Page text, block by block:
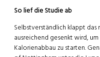
So lief die Studie ab
Selbstverständlich klappt
ausreichend gesenkt wird,
Kalorienabbau zu starten.